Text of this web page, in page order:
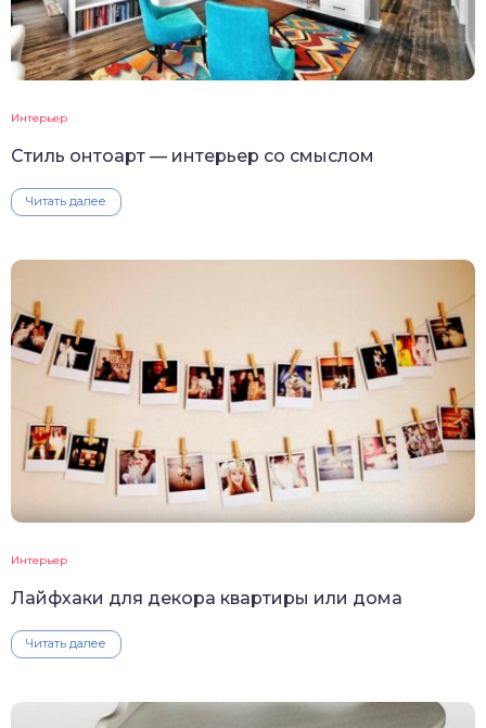
Интерьер
Стиль онтоарт — интерьер со смыслом
Читать далее
Интерьер
Лайфхаки для декора квартиры или дома
Читать далее